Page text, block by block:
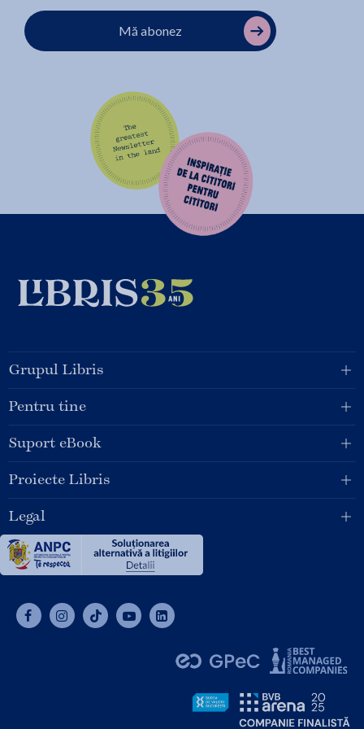
Mă abonez
Grupul Libris
Pentru tine
Suport eBook
Proiecte Libris
Legal